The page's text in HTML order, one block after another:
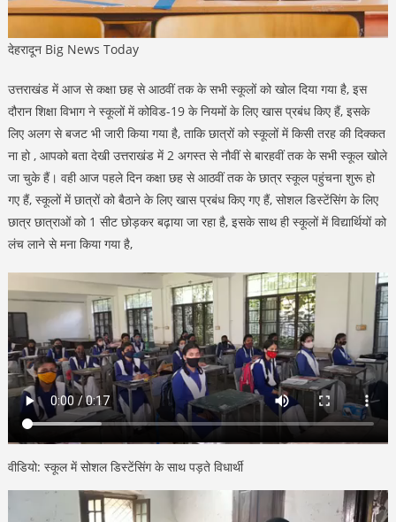
देहरादून Big News Today
उत्तराखंड में आज से कक्षा छह से आठवीं तक के सभी स्कूलों को खोल दिया गया है, इस
दौरान शिक्षा विभाग ने स्कूलों में कोविड-19 के नियमों के लिए खास प्रबंध किए हैं, इसके
लिए अलग से बजट भी जारी किया गया है, ताकि छात्रों को स्कूलों में किसी तरह की दिक्कत
ना हो , आपको बता देखी उत्तराखंड में 2 अगस्त से नौवीं से बारहवीं तक के सभी स्कूल खोले
जा चुके हैं। वही आज पहले दिन कक्षा छह से आठवीं तक के छात्र स्कूल पहुंचना शुरू हो
गए हैं, स्कूलों में छात्रों को बैठाने के लिए खास प्रबंध किए गए हैं, सोशल डिस्टेंसिंग के लिए
छात्र छात्राओं को 1 सीट छोड़कर बढ़ाया जा रहा है, इसके साथ ही स्कूलों में विद्यार्थियों को
लंच लाने से मना किया गया है,
वीडियो: स्कूल में सोशल डिस्टेंसिंग के साथ पड़ते विधार्थी